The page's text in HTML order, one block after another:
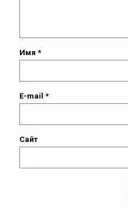
Имя *
E-mail *
Сайт